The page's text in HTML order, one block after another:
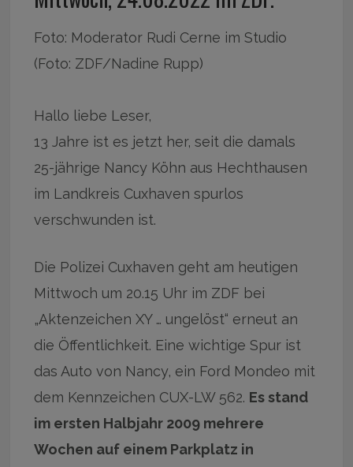
Foto: Moderator Rudi Cerne im Studio
(Foto: ZDF/Nadine Rupp)
Hallo liebe Leser,
13 Jahre ist es jetzt her, seit die damals
25-jährige Nancy Köhn aus Hechthausen
im Landkreis Cuxhaven spurlos
verschwunden ist.
Die Polizei Cuxhaven geht am heutigen
Mittwoch um 20.15 Uhr im ZDF bei
„Aktenzeichen XY … ungelöst“ erneut an
die Öffentlichkeit. Eine wichtige Spur ist
das Auto von Nancy, ein Ford Mondeo mit
dem Kennzeichen CUX-LW 562. Es stand
im ersten Halbjahr 2009 mehrere
Wochen auf einem Parkplatz in